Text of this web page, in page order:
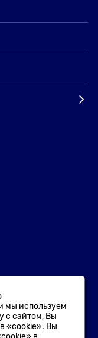
мы используем
с сайтом, Вы
«cookie». Вы